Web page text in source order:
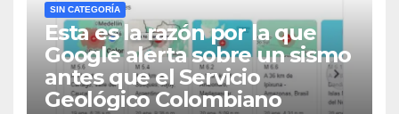
SIN CATEGORÍA
Esta es la razón por la que
Google alerta sobre un sismo
antes que el Servicio
Geológico Colombiano